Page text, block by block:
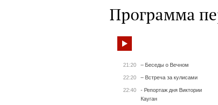
Программа
21:20 – Беседы о Вечном
22:20 – Встреча за кулисами
22:40
- Репортаж дня Виктории
Кауган